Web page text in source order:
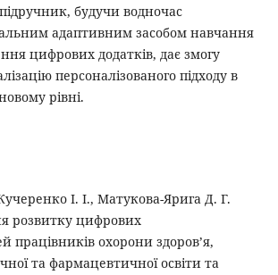
будучи водночас
адаптивним засобом навчання
цифрових додатків, дає змогу
персоналізованого підходу в
рівні.
І. І., Матукова-Ярига Д. Г.
розвитку цифрових
працівників охорони здоров’я,
та фармацевтичної освіти та